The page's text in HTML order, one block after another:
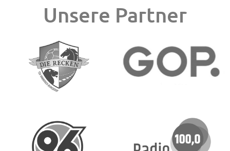
Unsere Partner